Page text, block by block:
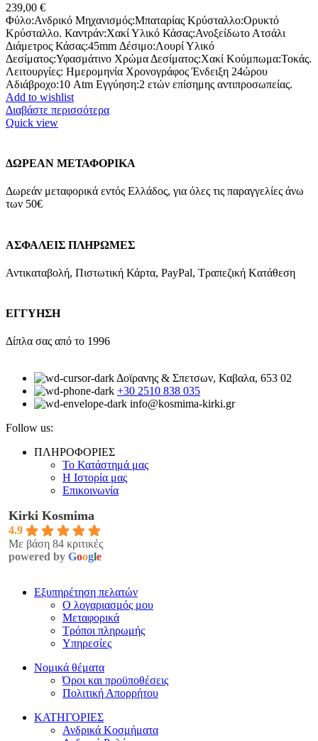
239,00 €
Φύλο:Ανδρικό Μηχανισμός:Μπαταρίας Κρύσταλλο:Ορυκτό
Κρύσταλλο. Καντράν:Χακί Υλικό Κάσας:Ανοξείδωτο Ατσάλι
Διάμετρος Κάσας:45mm Δέσιμο:Λουρί Υλικό
Δεσίματος:Υφασμάτινο Χρώμα Δεσίματος:Χακί Κούμπωμα:Τοκάς.
Λειτουργίες: Ημερομηνία Χρονογράφος Ένδειξη 24ώρου
Αδιάβροχο:10 Atm Εγγύηση:2 ετών επίσημης αντιπροσωπείας.
Add to wishlist
Διαβάστε περισσότερα
Quick view
ΔΩΡΕΑΝ ΜΕΤΑΦΟΡΙΚΑ
Δωρεάν μεταφορικά εντός Ελλάδος, για όλες τις παραγγελίες άνω
των 50€
ΑΣΦΑΛΕΙΣ ΠΛΗΡΩΜΕΣ
Αντικαταβολή, Πιστωτική Κάρτα, PayPal, Τραπεζική Kατάθεση
ΕΓΓΥΗΣΗ
Δίπλα σας από το 1996
Δοϊρανης & Σπετσων, Καβαλα, 653 02
+30 2510 838 035
info@kosmima-kirki.gr
Follow us:
ΠΛΗΡΟΦΟΡΙΕΣ
Το Κατάστημά μας
Η Ιστορία μας
Επικοινωνία
Kirki Kosmima
4.9
Με βάση 84 κριτικές
powered by Google
Εξυπηρέτηση πελατών
Ο λογαριασμός μου
Μεταφορικά
Τρόποι πληρωμής
Υπηρεσίες
Νομικά θέματα
Όροι και προϋποθέσεις
Πολιτική Απορρήτου
ΚΑΤΗΓΟΡΙΕΣ
Ανδρικά Κοσμήματα